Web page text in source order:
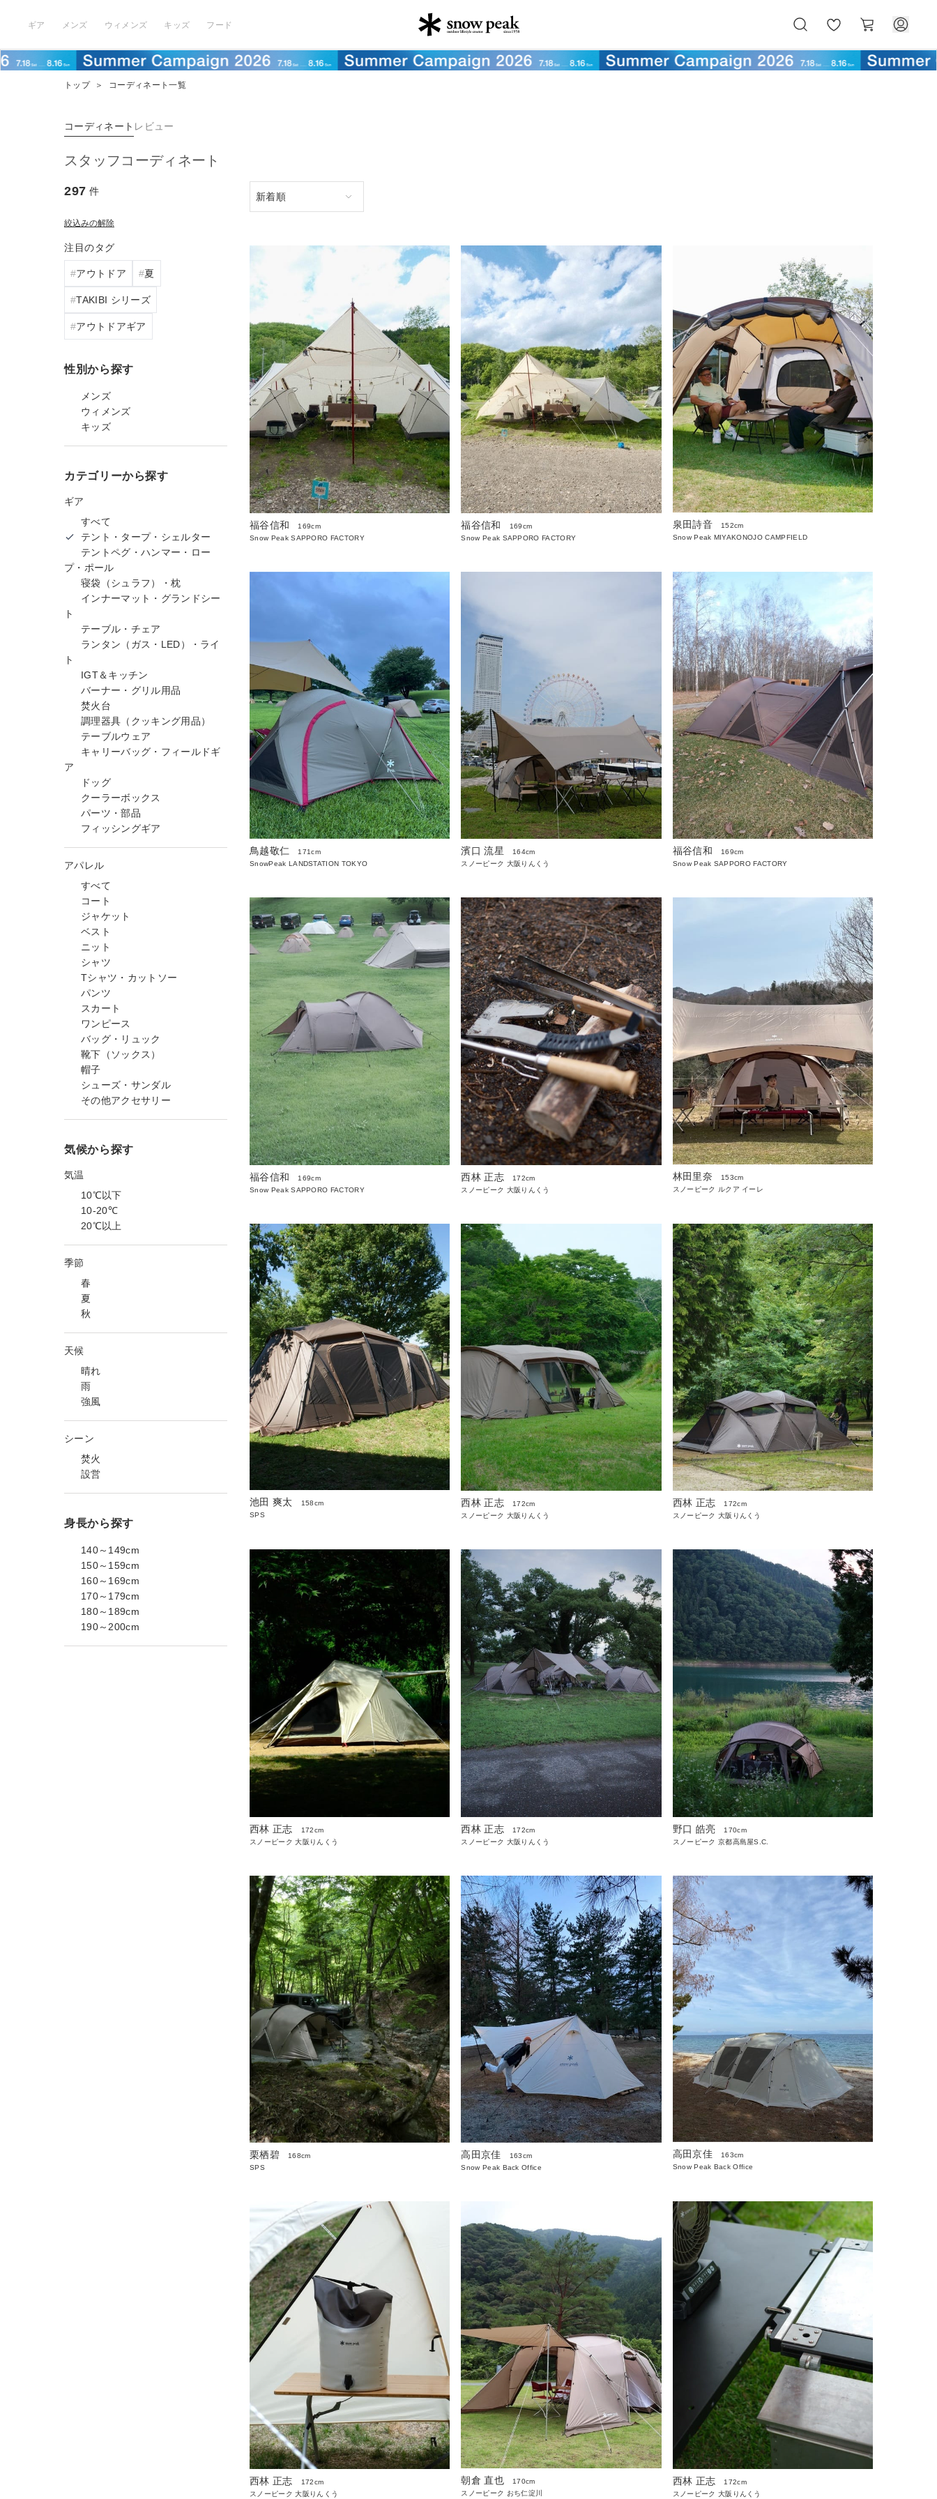
ギア メンズ ウィメンズ キッズ フード
気
に
ー
ト
トップ ＞ コーディネート一覧
コーディネート レビュー
スタッフコーディネート
297 件
絞込みの解除
注目のタグ
アウトドア 夏
TAKIBI シリーズ
アウトドアギア
性別から探す
メンズ
ウィメンズ
キッズ
カテゴリーから探す
ギア
すべて
テント・タープ・シェルター
テントペグ・ハンマー・ロー
プ・ポール
寝袋（シュラフ）・枕
インナーマット・グランドシー
ト
テーブル・チェア
ランタン（ガス・LED）・ライ
ト
IGT＆キッチン
バーナー・グリル用品
焚火台
調理器具（クッキング用品）
テーブルウェア
キャリーバッグ・フィールドギ
ア
ドッグ
クーラーボックス
パーツ・部品
フィッシングギア
アパレル
すべて
コート
ジャケット
ベスト
ニット
シャツ
Tシャツ・カットソー
パンツ
スカート
ワンピース
バッグ・リュック
靴下（ソックス）
帽子
シューズ・サンダル
その他アクセサリー
気候から探す
気温
10℃以下
10-20℃
20℃以上
季節
春
夏
秋
天候
晴れ
雨
強風
シーン
焚火
設営
身長から探す
140～149cm
150～159cm
160～169cm
170～179cm
180～189cm
190～200cm
福谷信和
169cm
Snow Peak SAPPORO FACTORY
福谷信和
169cm
Snow Peak SAPPORO FACTORY
泉田詩音
152cm
Snow Peak MIYAKONOJO CAMPFIELD
鳥越敬仁
171cm
SnowPeak LANDSTATION TOKYO
濱口 流星
164cm
スノーピーク 大阪りんくう
福谷信和
169cm
Snow Peak SAPPORO FACTORY
福谷信和
169cm
Snow Peak SAPPORO FACTORY
西林 正志
172cm
スノーピーク 大阪りんくう
林田里奈
153cm
スノーピーク ルクア イーレ
池田 爽太
158cm
SPS
西林 正志
172cm
スノーピーク 大阪りんくう
西林 正志
172cm
スノーピーク 大阪りんくう
西林 正志
172cm
スノーピーク 大阪りんくう
西林 正志
172cm
スノーピーク 大阪りんくう
野口 皓亮
170cm
スノーピーク 京都高島屋S.C.
栗栖碧
168cm
SPS
高田京佳
163cm
Snow Peak Back Office
高田京佳
163cm
Snow Peak Back Office
西林 正志
172cm
スノーピーク 大阪りんくう
朝倉 直也
170cm
スノーピーク おち仁淀川
西林 正志
172cm
スノーピーク 大阪りんくう